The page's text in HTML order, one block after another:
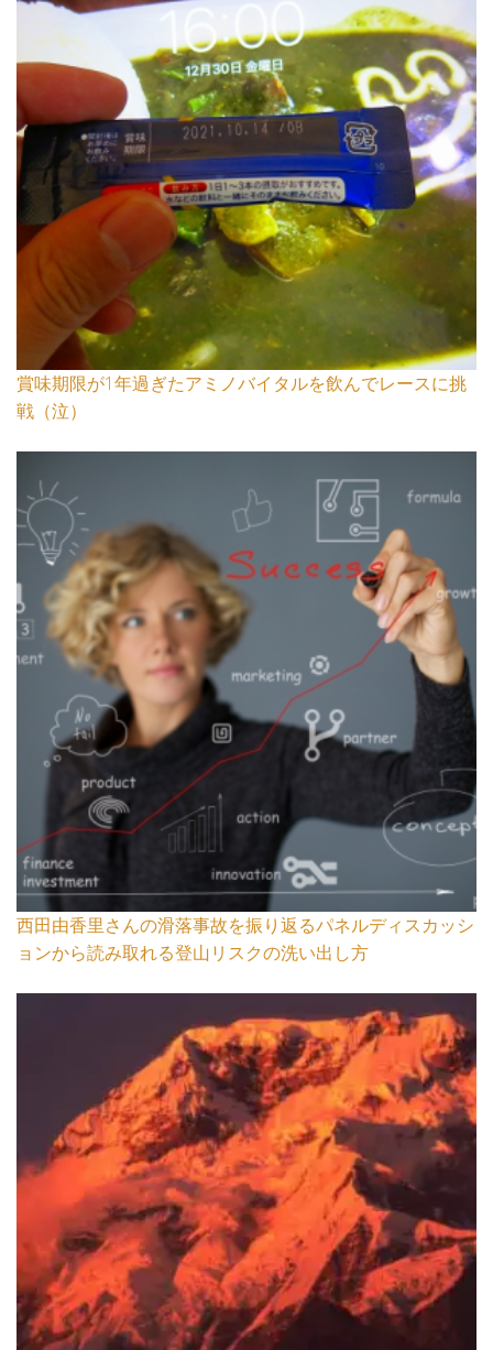
賞味期限が1年過ぎたアミノバイタルを飲んでレースに挑
戦（泣）
西田由香里さんの滑落事故を振り返るパネルディスカッシ
ョンから読み取れる登山リスクの洗い出し方